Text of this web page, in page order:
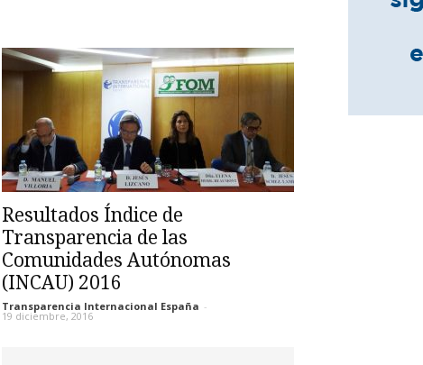
Resultados Índice de
Transparencia de las
Comunidades Autónomas
(INCAU) 2016
Transparencia Internacional España -
19 diciembre, 2016